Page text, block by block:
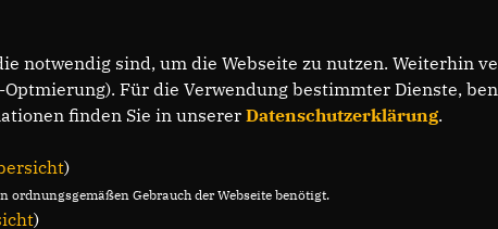
notwendig sind, um die Webseite zu nutzen. Weiterhin
Optmierung). Für die Verwendung bestimmter Dienste,
finden Sie in unserer Datenschutzerklärung.
)
ordnungsgemäßen Gebrauch der Webseite benötigt.
)